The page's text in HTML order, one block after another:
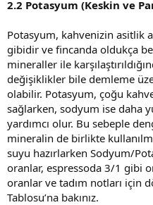
2.2 Potasyum (Keskin ve
Potasyum, kahvenizin asitlik
gibidir ve fincanda oldukça
mineraller ile
değişiklikler bile demleme
olabilir. Potasyum, çoğu
sağlarken, sodyum ise daha
yardımcı olur. Bu sebeple
mineralin de birlikte
suyu hazırlarken Sodyum/
oranlar, espressoda 3/1 gibi
oranlar ve tadım notları için
Tablosu’na bakınız.